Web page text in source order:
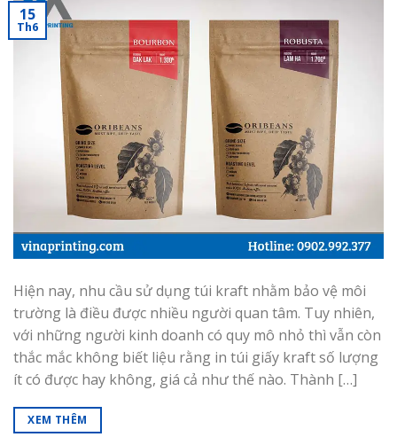
15
Th6
Hiện nay, nhu cầu sử dụng túi kraft nhằm bảo vệ môi
trường là điều được nhiều người quan tâm. Tuy nhiên,
với những người kinh doanh có quy mô nhỏ thì vẫn còn
thắc mắc không biết liệu rằng in túi giấy kraft số lượng
ít có được hay không, giá cả như thế nào. Thành […]
XEM THÊM